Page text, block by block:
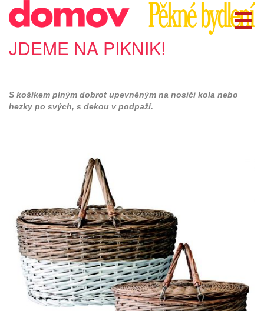
JDEME NA PIKNIK!
S košíkem plným dobrot upevněným na nosiči kola nebo
hezky po svých, s dekou v podpaží.